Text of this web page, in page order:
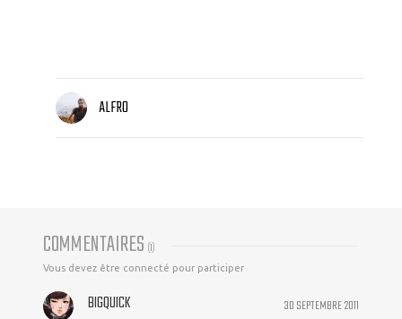
ALFRO
COMMENTAIRES (1)
Vous devez être connecté pour participer
30 SEPTEMBRE 2011
BIGQUICK